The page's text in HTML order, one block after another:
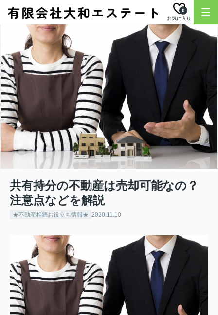
お気に入り
0
共有持分の不動産は売却可能なの？
注意点などを解説
★不動産相続お役立ち情報★ 2020.11.10